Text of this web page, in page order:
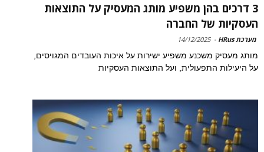
3 דרכים בהן משפיע מותג המעסיק על התוצאות
העסקיות של החברה
מערכת HRus -
14/12/2025
מותג מעסיק משכנע משפיע ישירות על איכות העובדים המגויסים,
על היעילות התפעולית, ועל התוצאות העסקיות